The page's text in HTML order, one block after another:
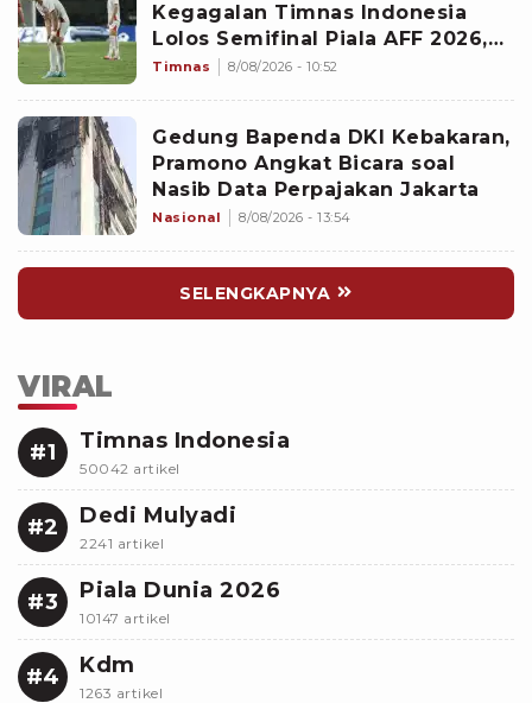
Kegagalan Timnas Indonesia
Lolos Semifinal Piala AFF 2026,
Untungkan Singapura dan
Timnas 8/08/2026 - 10:52
Gedung Bapenda DKI Kebakaran,
Pramono Angkat Bicara soal
Nasib Data Perpajakan Jakarta
Nasional 8/08/2026 - 13:54
SELENGKAPNYA
VIRAL
#1 Timnas Indonesia
50042 artikel
#2 Dedi Mulyadi
2241 artikel
#3 Piala Dunia 2026
10147 artikel
#4 Kdm
1263 artikel